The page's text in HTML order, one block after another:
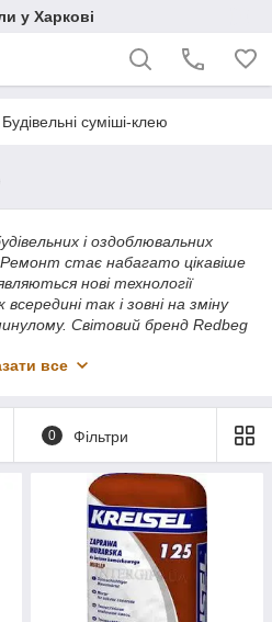
у Харкові
Будівельні суміші-клею
і оздоблювальних
Ремонт стає набагато цікавіше
нові технології
так і зовні на зміну
Світовий бренд Redbeg
сумішей налагоджене в
все
0 Фільтри